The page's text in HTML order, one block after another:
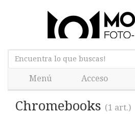
Menú Acceso
Chromebooks (1 art.)